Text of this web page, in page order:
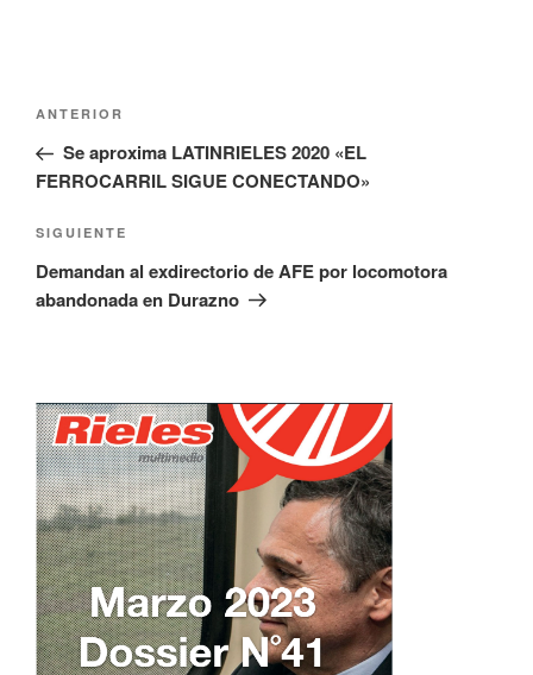
Navegación
entradas
Entrada
anterior:
ANTERIOR
Se aproxima LATINRIELES 2020 «EL
FERROCARRIL SIGUE CONECTANDO»
Siguiente
entrada
SIGUIENTE
Demandan al exdirectorio de AFE por locomotora
abandonada en Durazno